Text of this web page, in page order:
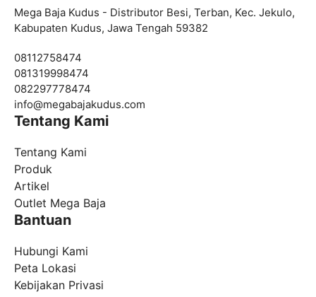
Mega Baja Kudus - Distributor Besi, Terban, Kec. Jekulo,
Kabupaten Kudus, Jawa Tengah 59382
08112758474
081319998474
082297778474
info@megabajakudus.com
Tentang Kami
Tentang Kami
Produk
Artikel
Outlet Mega Baja
Bantuan
Hubungi Kami
Peta Lokasi
Kebijakan Privasi